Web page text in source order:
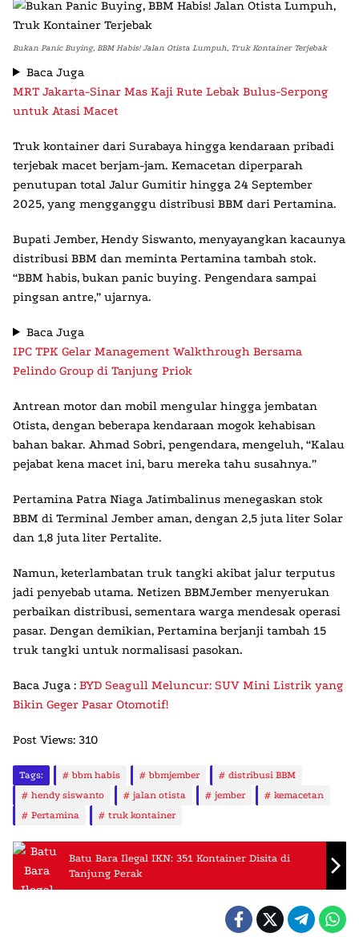
Bukan Panic Buying, BBM Habis! Jalan Otista Lumpuh, Truk Kontainer Terjebak
Baca Juga
MRT Jakarta-Sinar Mas Kaji Rute Lebak Bulus-Serpong
untuk Atasi Macet
Truk kontainer dari Surabaya hingga kendaraan pribadi
terjebak macet berjam-jam. Kemacetan diperparah
penutupan total Jalur Gumitir hingga 24 September
2025, yang mengganggu distribusi BBM dari Pertamina.
Bupati Jember, Hendy Siswanto, menyayangkan kacaunya
distribusi BBM dan meminta Pertamina tambah stok.
“BBM habis, bukan panic buying. Pengendara sampai
pingsan antre,” ujarnya.
Baca Juga
IPC TPK Gelar Management Walkthrough Bersama
Pelindo Group di Tanjung Priok
Antrean motor dan mobil mengular hingga jembatan
Otista, dengan beberapa kendaraan mogok kehabisan
bahan bakar. Ahmad Sobri, pengendara, mengeluh, “Kalau
pejabat kena macet ini, baru mereka tahu susahnya.”
Pertamina Patra Niaga Jatimbalinus menegaskan stok
BBM di Terminal Jember aman, dengan 2,5 juta liter Solar
dan 1,8 juta liter Pertalite.
Namun, keterlambatan truk tangki akibat jalur terputus
jadi penyebab utama. Netizen BBMJember menyerukan
perbaikan distribusi, sementara warga mendesak operasi
pasar. Dengan demikian, Pertamina berjanji tambah 15
truk tangki untuk normalisasi pasokan.
Baca Juga : BYD Seagull Meluncur: SUV Mini Listrik yang
Bikin Geger Pasar Otomotif!
Post Views: 310
Tags: bbm habis bbmjember
distribusi BBM
hendy siswanto
jalan otista jember
kemacetan
Pertamina
truk kontainer
Batu Bara Ilegal IKN: 351 Kontainer Disita di
Tanjung Perak